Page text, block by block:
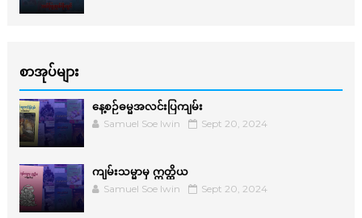
စာအုပ်များ
နေ့စဉ်ဓမ္မအလင်းပြကျမ်း
Samuel Soe lwin Sept 20, 2024
ကျမ်းသမ္မာမှ ဣတ္ထိယ
Samuel Soe lwin Sept 20, 2024